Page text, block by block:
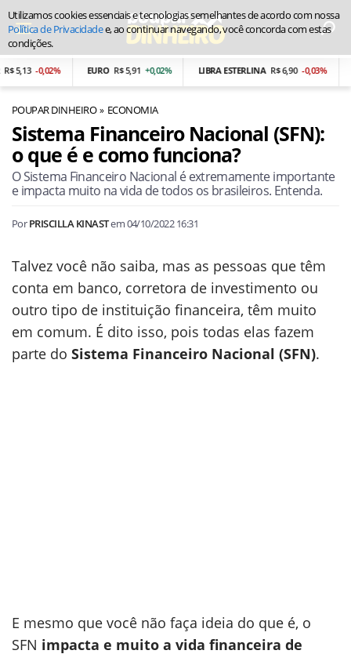
-0,02% EURO R$ 5,91 +0,02% LIBRA ESTERLINA R$ 6,90 -0,03%
POUPAR DINHEIRO ECONOMIA
Sistema Financeiro Nacional (SFN):
o que é e como funciona?
O Sistema Financeiro Nacional é extremamente importante
e impacta muito na vida de todos os brasileiros. Entenda.
PorPRISCILLA KINASTem04/10/2022 16:31
Talvez você não saiba, mas as pessoas que têm
conta em banco, corretora de investimento ou
outro tipo de instituição financeira, têm muito
em comum. É dito isso, pois todas elas fazem
parte do Sistema Financeiro Nacional (SFN).
E mesmo que você não faça ideia do que é, o
SFN impacta e muito a vida financeira de
Utilizamos cookies essenciais e tecnologias semelhantes de acordo com nossa
Política de Privacidadee, ao continuar navegando, você concorda com estas
condições.